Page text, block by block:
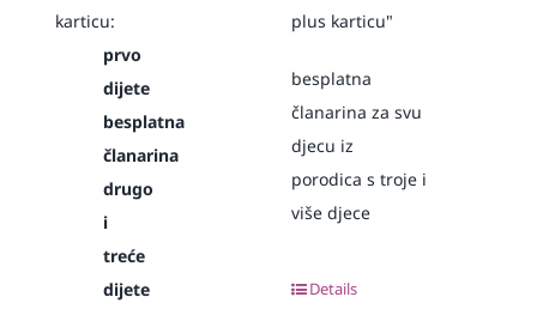
karticu:
prvo
dijete
besplatna
članarina
drugo
i
treće
dijete
plus karticu"
besplatna
članarina za svu
djecu iz
porodica s troje i
više djece
Details